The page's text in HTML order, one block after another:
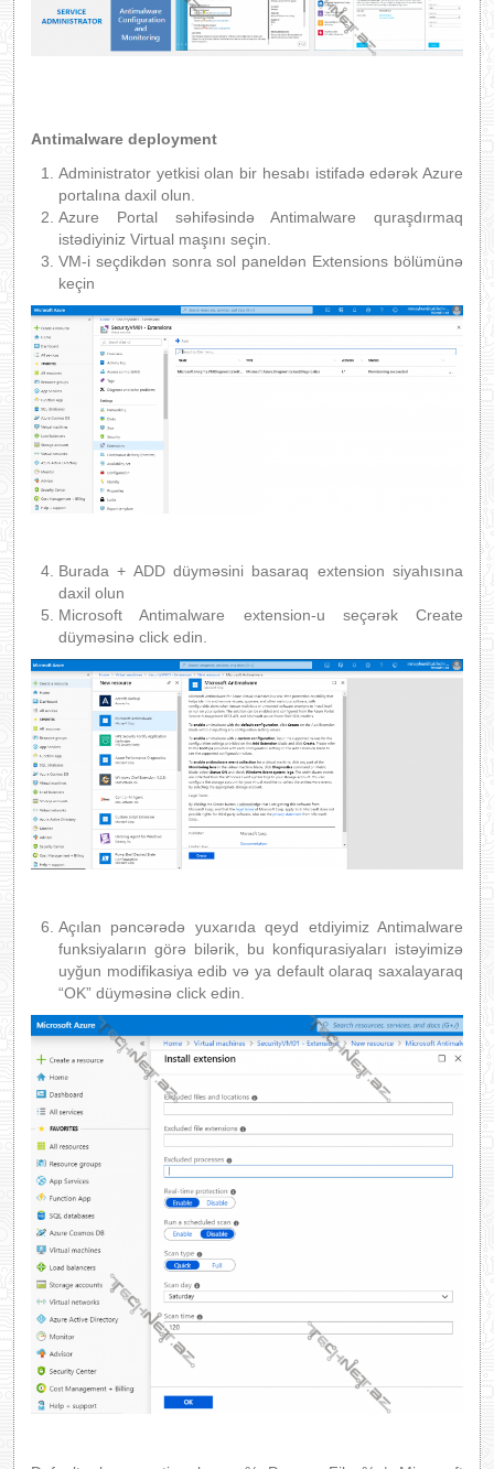
Antimalware deployment
Administrator yetkisi olan bir hesabı istifadə edərək Azure
portalına daxil olun.
Azure Portal səhifəsində Antimalware quraşdırmaq
istədiyiniz Virtual maşını seçin.
VM-i seçdikdən sonra sol paneldən Extensions bölümünə
keçin
Burada + ADD düyməsini basaraq extension siyahısına
daxil olun
Microsoft Antimalware extension-u seçərək Create
düyməsinə click edin.
Açılan pəncərədə yuxarıda qeyd etdiyimiz Antimalware
funksiyaların görə bilərik, bu konfiqurasiyaları istəyimizə
uyğun modifikasiya edib və ya default olaraq saxalayaraq
“OK” düyməsinə click edin.